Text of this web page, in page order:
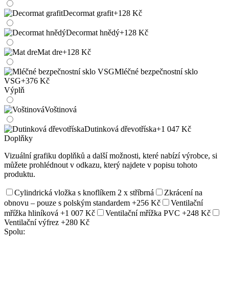
Decormat grafit+128 Kč
Decormat hnědý+128 Kč
Mat dre+128 Kč
Mléčné bezpečnostní sklo
VSG+376 Kč
Výplň
Voštinová
Dutinková dřevotříska+1 047 Kč
Doplňky
Vizuální grafiku doplňků a další možnosti, které nabízí výrobce, si
můžete prohlédnout v odkazu, který najdete v popisu tohoto
produktu.
Cylindrická vložka s knoflíkem 2 x stříbrná
Zkrácení na
obnovu – pouze s polským standardem +256 Kč
Ventilační
mřížka hliníková +1 007 Kč Ventilační mřížka PVC +248 Kč
Ventilační výfrez +280 Kč
Spolu: